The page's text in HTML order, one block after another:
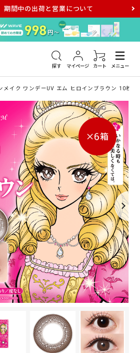
期間中の出荷と営業について
探す マイページ カート メニュー
ュー メダリスト メガネ
メイク ワンデーUV エム ヒロインブラウン 10枚入